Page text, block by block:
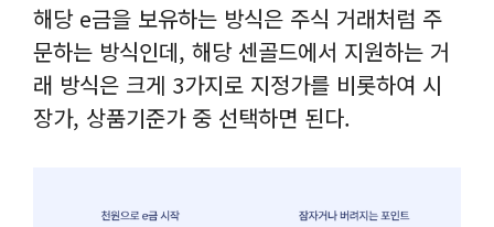
해당 e금을 보유하는 방식은 주식 거래처럼 주
문하는 방식인데, 해당 센골드에서 지원하는 거
래 방식은 크게 3가지로 지정가를 비롯하여 시
장가, 상품기준가 중 선택하면 된다.